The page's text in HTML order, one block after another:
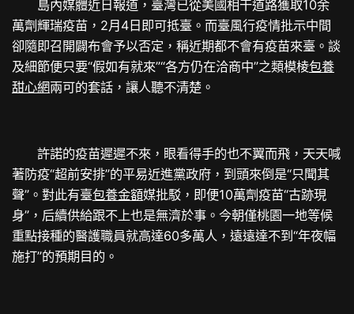
島內媒體近日報道，臺灣已從美國相干道路獲取10余
萬劑輝瑞疫苗，2月4日即可抵臺。而臺風行疫情批示中間
卻隨即召開闢布會予以否定，稱近期都不會有疫苗來臺。談
及細節便只要“假如有就來”“各方仍在洽商中”之類模棱包養
甜心網兩可的套話，讓人聽不清楚。
許諾的疫苗遲遲不來，眼看得手的也不翼而飛，天天喊
著防疫“超前安排”的平易近進黨政府，到頭來倒是“只聞其
聲”。對此有臺包養金額媒批駁，即便10萬劑疫苗“古跡現
身”，后續供給跟不上也是無濟於事。今朝僅桃園一地等候
重點接種的醫護職員就高達60多萬人，遠遠達不到“年夜幅
施打”的預期目的。